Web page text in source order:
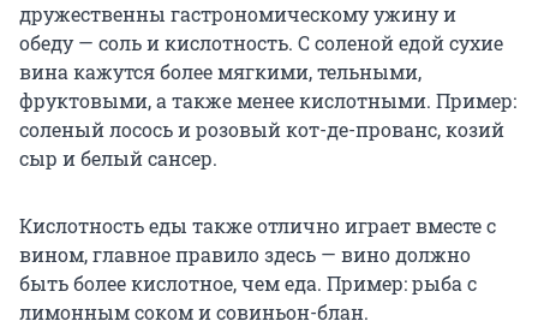
дружественны гастрономическому ужину и
обеду — соль и кислотность. С соленой едой сухие
вина кажутся более мягкими, тельными,
фруктовыми, а также менее кислотными. Пример:
соленый лосось и розовый кот-де-прованс, козий
сыр и белый сансер.
Кислотность еды также отлично играет вместе с
вином, главное правило здесь — вино должно
быть более кислотное, чем еда. Пример: рыба с
лимонным соком и совиньон-блан.